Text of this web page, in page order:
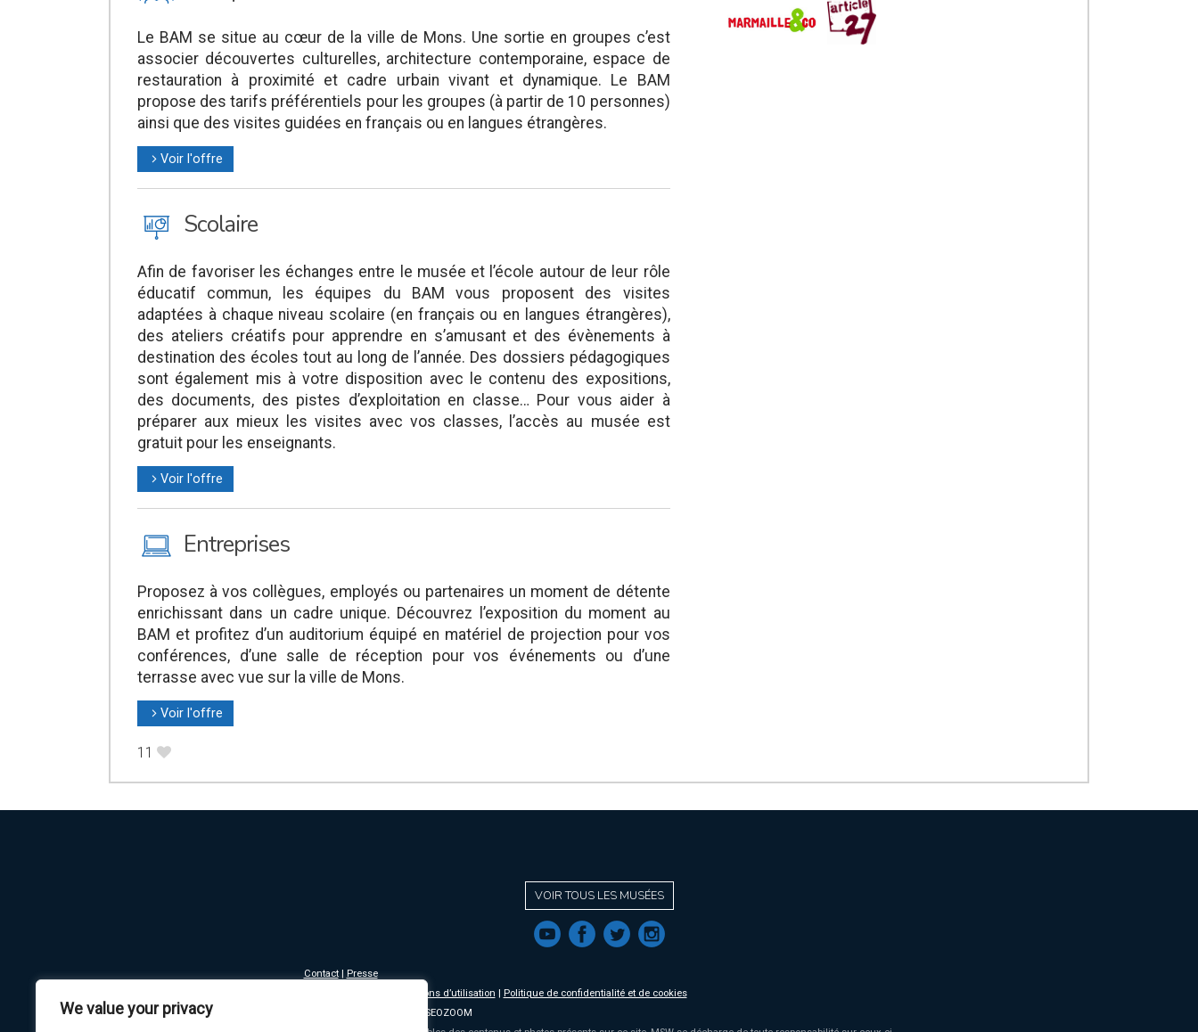
We value your privacy
Le BAM se situe au cœur de la ville de Mons. Une sortie en groupes c’est
associer découvertes culturelles, architecture contemporaine, espace de
restauration à proximité et cadre urbain vivant et dynamique. Le BAM
propose des tarifs préférentiels pour les groupes (à partir de 10 personnes)
ainsi que des visites guidées en français ou en langues étrangères.
l Voir l'offre
J Scolaire
Afin de favoriser les échanges entre le musée et l’école autour de leur rôle
éducatif commun, les équipes du BAM vous proposent des visites
adaptées à chaque niveau scolaire (en français ou en langues étrangères),
des ateliers créatifs pour apprendre en s’amusant et des évènements à
destination des écoles tout au long de l’année. Des dossiers pédagogiques
sont également mis à votre disposition avec le contenu des expositions,
des documents, des pistes d’exploitation en classe… Pour vous aider à
préparer aux mieux les visites avec vos classes, l’accès au musée est
gratuit pour les enseignants.
l Voir l'offre
M Entreprises
Proposez à vos collègues, employés ou partenaires un moment de détente
enrichissant dans un cadre unique. Découvrez l’exposition du moment au
BAM et profitez d’un auditorium équipé en matériel de projection pour vos
conférences, d’une salle de réception pour vos événements ou d’une
terrasse avec vue sur la ville de Mons.
l Voir l'offre
11 B
VOIR TOUS LES MUSÉES
f a b e
Contact|
Presse
Mentions légales - Conditions d’utilisation
Politique de confidentialité et de cookies
Copyright © 2016-2019 MUSEOZOOM